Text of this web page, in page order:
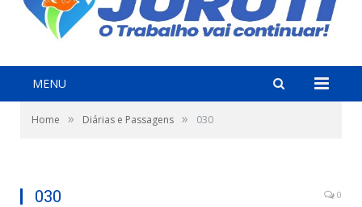
MENU
Home » Diárias e Passagens » 030
030 0